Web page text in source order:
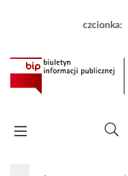
czcionka: